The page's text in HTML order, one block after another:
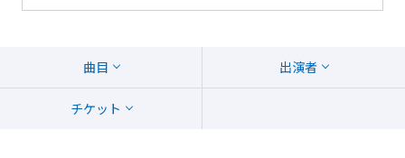
曲目 出演者
チケット